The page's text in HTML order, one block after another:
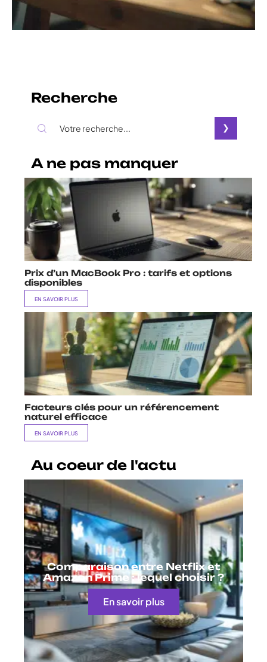
Recherche
A ne pas manquer
Prix d’un MacBook Pro : tarifs et options
disponibles
EN SAVOIR PLUS
Facteurs clés pour un référencement
naturel efficace
EN SAVOIR PLUS
Au coeur de l'actu
Comparaison entre Netflix et
Amazon Prime : lequel choisir ?
En savoir plus